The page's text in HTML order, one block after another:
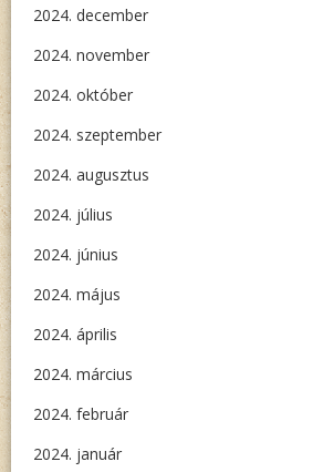
2024. december
2024. november
2024. október
2024. szeptember
2024. augusztus
2024. július
2024. június
2024. május
2024. április
2024. március
2024. február
2024. január